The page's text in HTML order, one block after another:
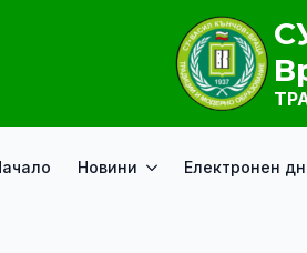
Новини Електронен